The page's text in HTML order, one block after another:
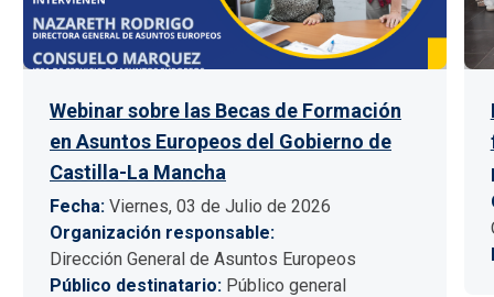
Webinar sobre las Becas de Formación
en Asuntos Europeos del Gobierno de
Castilla-La Mancha
Fecha Viernes, 03 de Julio de 2026
Organización responsable
Dirección General de Asuntos Europeos
Público destinatario Público general